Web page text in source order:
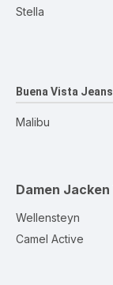
Stella
Buena Vista Jeans
Malibu
Damen Jacken
Wellensteyn
Camel Active